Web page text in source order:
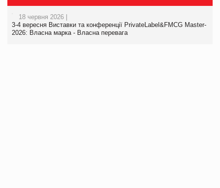
18 червня 2026 |
3-4 вересня Виставки та конференції PrivateLabel&FMCG Master-
2026: Власна марка - Власна перевага